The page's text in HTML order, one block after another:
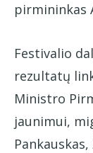
pirmininkas
Festivalio
rezultatų
Ministro
jaunimui,